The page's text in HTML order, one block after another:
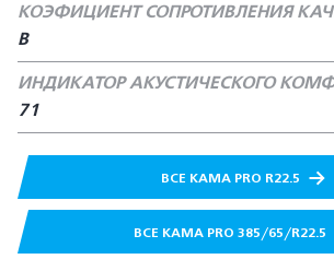
КОЭФИЦИЕНТ СОПРОТИВЛЕНИЯ
В
ИНДИКАТОР АКУСТИЧЕСКОГО
71
ВСЕ КАМА PRO R22.5
ВСЕ КАМА PRO 385/65/R22.5